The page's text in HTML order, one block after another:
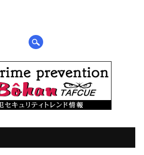
ュー